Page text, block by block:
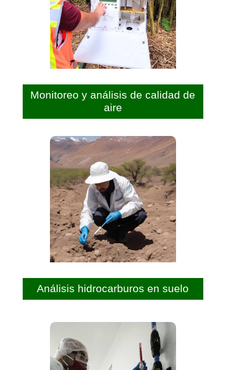
Monitoreo y análisis de calidad de
aire
Análisis hidrocarburos en suelo